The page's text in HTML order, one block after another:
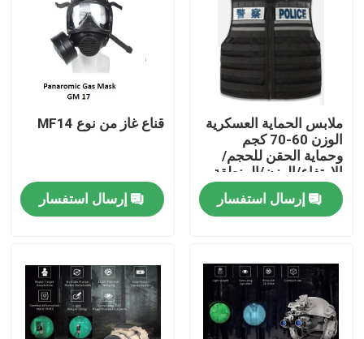
المنزل
المنتجات
فيديوهات
حولنا
جولة في المصنع
ملابس الحماية العسكرية
الوزن 60-70 كجم
وحماية الحقن للحجم/
الارتفاع/الوزن/المنطقة
الواقية
إرسال استفسار
قناع غاز من نوع MF14
إرسال استفسار